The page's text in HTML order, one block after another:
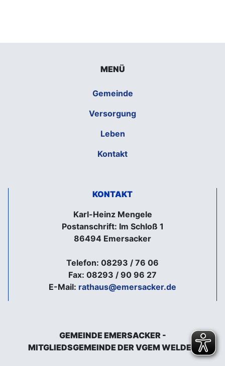
MENÜ
Gemeinde
Versorgung
Leben
Kontakt
KONTAKT
Karl-Heinz Mengele
Postanschrift: Im Schloß 1
86494 Emersacker
Telefon: 08293 / 76 06
Fax: 08293 / 90 96 27
E-Mail: rathaus@emersacker.de
GEMEINDE EMERSACKER -
MITGLIEDSGEMEINDE DER VGEM WELDEN